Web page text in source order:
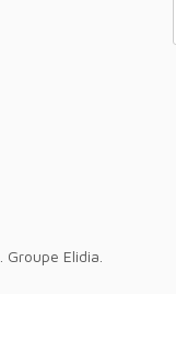
Groupe Elidia